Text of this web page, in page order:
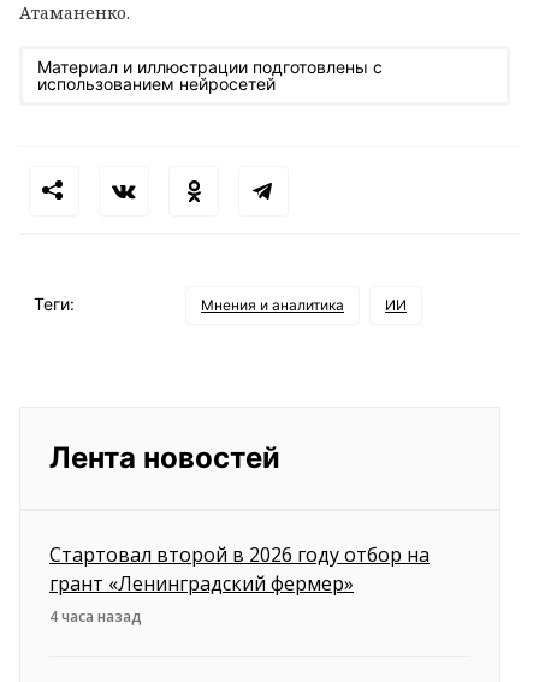
Атаманенко.
Материал и иллюстрации подготовлены с
использованием нейросетей
Теги: Мнения и аналитика ИИ
Лента новостей
Стартовал второй в 2026 году отбор на
грант «Ленинградский фермер»
4 часа назад